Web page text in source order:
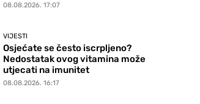
08.08.2026. 17:07
VIJESTI
Osjećate se često iscrpljeno?
Nedostatak ovog vitamina može
utjecati na imunitet
08.08.2026. 16:17